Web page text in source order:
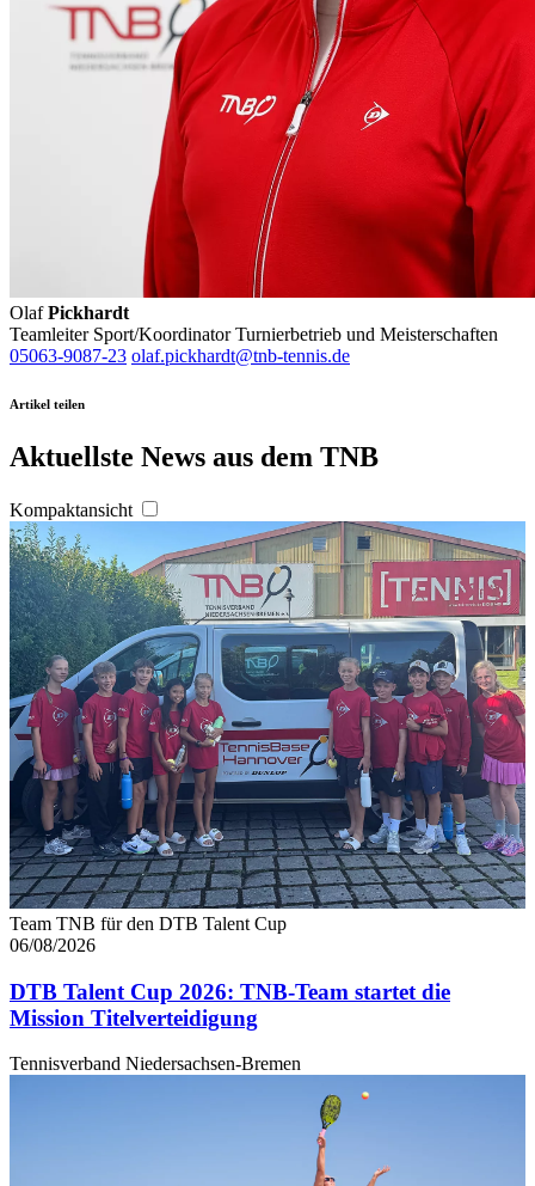
OlafPickhardt
Teamleiter Sport/Koordinator Turnierbetrieb und Meisterschaften
05063-9087-23 olaf.pickhardt@tnb-tennis.de
Artikel teilen
Aktuellste News aus dem TNB
Kompaktansicht
Team TNB für den DTB Talent Cup
06/08/2026
DTB Talent Cup 2026: TNB-Team startet die
Mission Titelverteidigung
Tennisverband Niedersachsen-Bremen